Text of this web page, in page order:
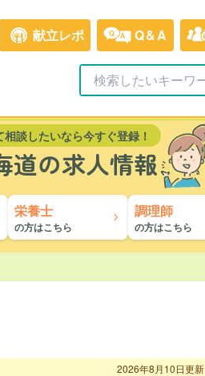
献立レポ Q&A
談したいなら今すぐ登録！
道の求人情報
栄養士
の方はこちら
調理師
の方はこちら
2026年8月10日更新